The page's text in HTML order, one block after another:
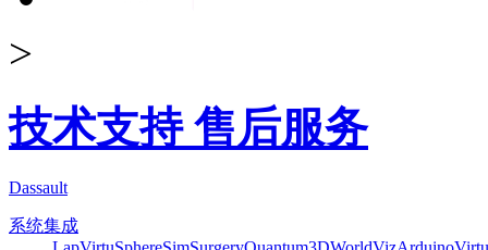
>
技术支持 售后服务
Dassault
系统集成